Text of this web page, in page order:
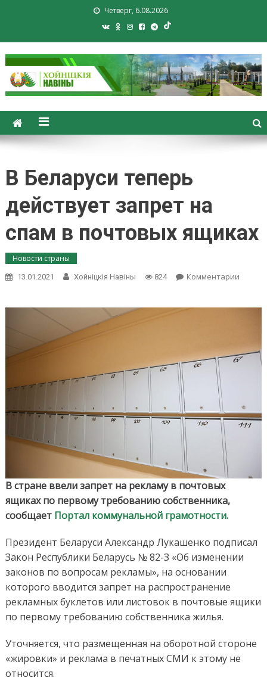
Четверг, 6.08.2026
Хойники. Хойнiцкiя навiны.
Новости Хойник. Районная
В Беларуси теперь
действует запрет на
спам в почтовых ящиках
Новости страны
13.01.2021 Хойнiцкiя Навiны 824 Комментарииon
на
спам
В стране ввели запрет на рекламу в почтовых
ящиках по первому требованию собственника,
сообщает Портал коммунальной грамотности.
Президент Беларуси Александр Лукашенко подписал
Закон Республики Беларусь № 82-З «Об изменении
законов по вопросам рекламы», на основании
которого вводится запрет на распространение
рекламных буклетов или листовок в почтовые ящики
по первому требованию собственника жилья.
Уточняется, что размещенная на оборотной стороне
«жировки» и реклама в печатных СМИ к этому не
относится.